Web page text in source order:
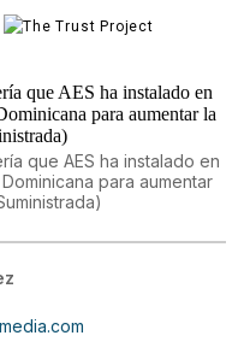
que AES ha instalado en
para aumentar